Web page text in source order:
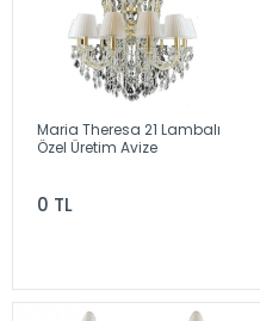
Maria Theresa 21 Lambalı
Özel Üretim Avize
0 TL